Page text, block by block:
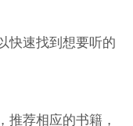
快速找到想要听的
推荐相应的书籍，